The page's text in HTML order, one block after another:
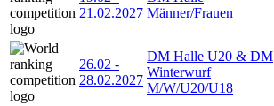
21.02.2027 Männer/Frauen
26.02 -
28.02.2027
DM Halle U20 & DM
Winterwurf
M/W/U20/U18